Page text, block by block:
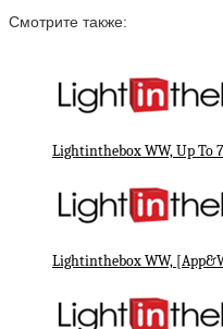
Смотрите также:
Lightinthebox WW, Up To
Lightinthebox WW,